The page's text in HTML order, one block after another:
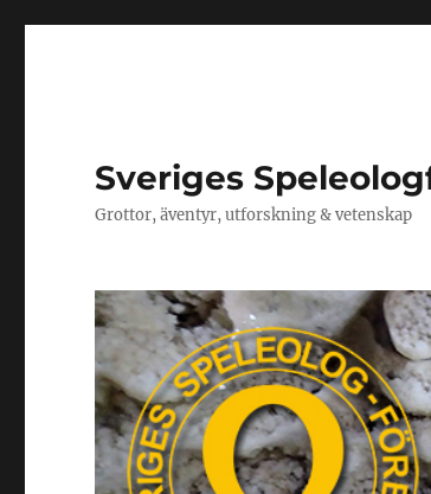
Sveriges
Grottor, äventyr, utforskning & vetenskap